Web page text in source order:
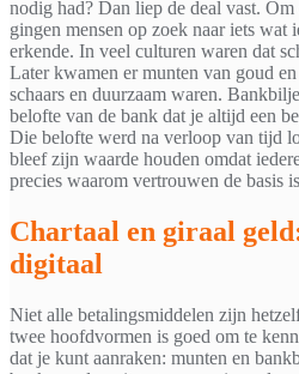
nodig had? Dan liep de deal vast.
gingen mensen op zoek naar iets wat
erkende. In veel culturen waren dat
Later kwamen er munten van goud
schaars en duurzaam waren.
belofte van de bank dat je altijd een
Die belofte werd na verloop van tijd
bleef zijn waarde houden omdat
precies waarom vertrouwen de basis
Chartaal en giraal
digitaal
Niet alle betalingsmiddelen zijn
twee hoofdvormen is goed om te
dat je kunt aanraken: munten en